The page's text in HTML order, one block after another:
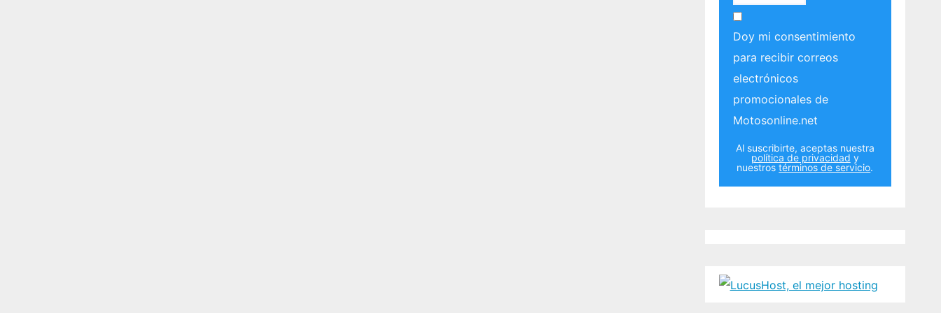
Doy mi consentimiento
para recibir correos
electrónicos
promocionales de
Motosonline.net
Al suscribirte, aceptas nuestra
política de privacidad y
nuestrostérminos de servicio.